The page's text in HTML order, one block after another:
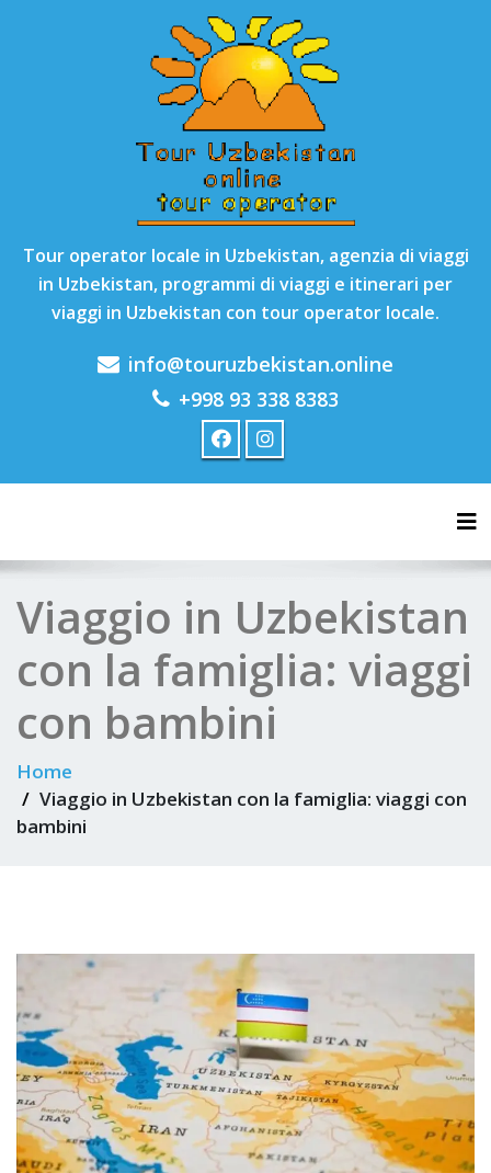
Tour operator locale in Uzbekistan, agenzia di viaggi
in Uzbekistan, programmi di viaggi e itinerari per
viaggi in Uzbekistan con tour operator locale.
info@touruzbekistan.online
+998 93 338 8383
Viaggio in Uzbekistan
con la famiglia: viaggi
con bambini
Home
Viaggio in Uzbekistan con la famiglia: viaggi con
bambini